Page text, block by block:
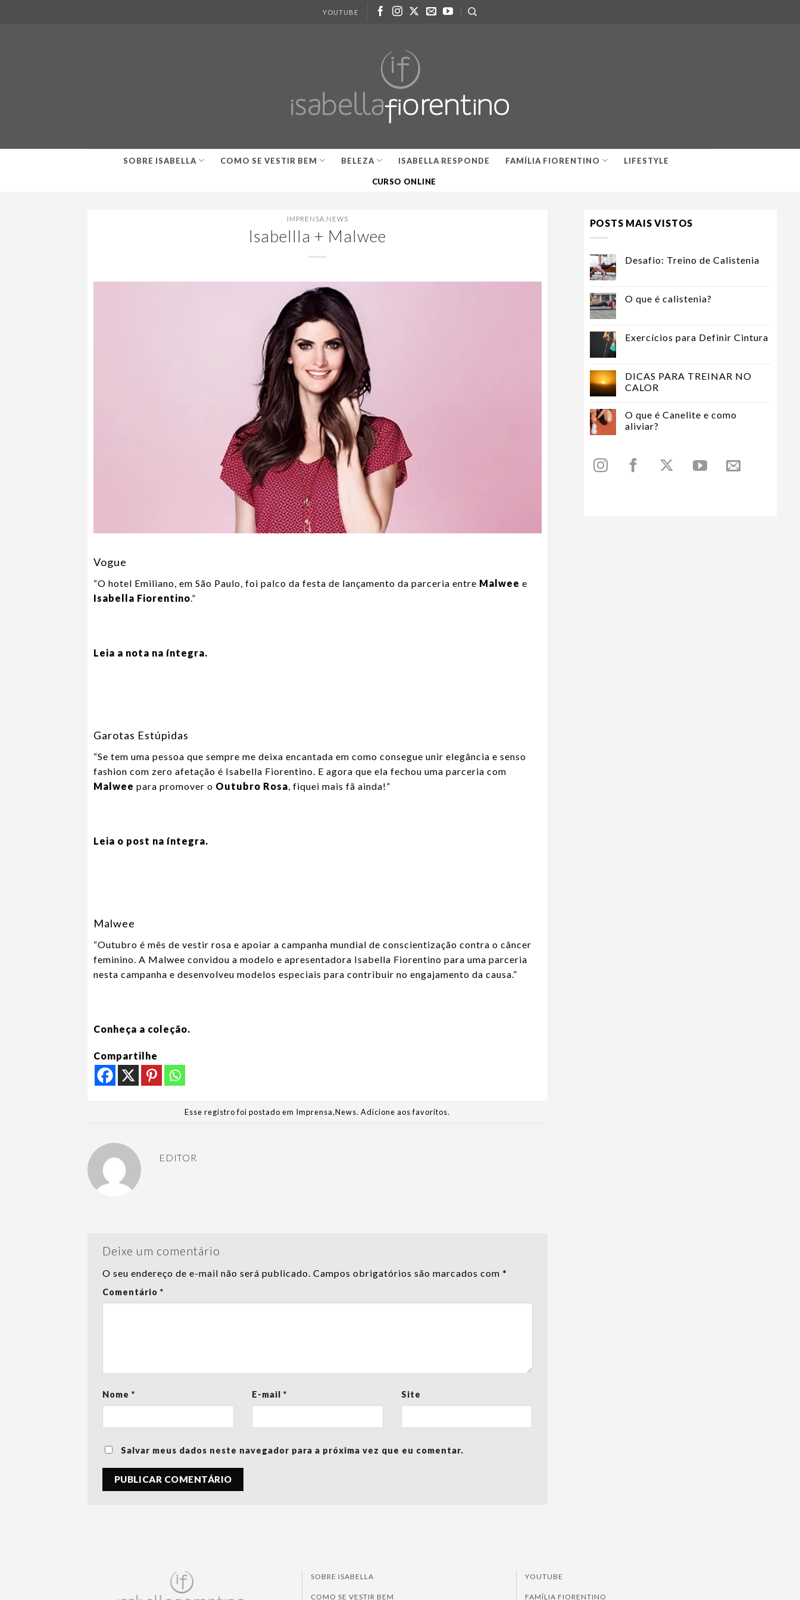
YOUTUBE
SOBRE ISABELLA COMO SE VESTIR BEM BELEZA ISABELLA RESPONDE FAMÍLIA FIORENTINO LIFESTYLE
CURSO ONLINE
IMPRENSA NEWS
Isabellla + Malwee
Vogue
“O hotel Emiliano, em São Paulo, foi palco da festa de lançamento da parceria entre Malwee e
Isabella Fiorentino.”
Leia a nota na íntegra.
Garotas Estúpidas
“Se tem uma pessoa que sempre me deixa encantada em como consegue unir elegância e senso
fashion com zero afetação é Isabella Fiorentino. E agora que ela fechou uma parceria com
Malwee para promover o Outubro Rosa, fiquei mais fã ainda!”
Leia o post na íntegra.
Malwee
“Outubro é mês de vestir rosa e apoiar a campanha mundial de conscientização contra o câncer
feminino. A Malwee convidou a modelo e apresentadora Isabella Fiorentino para uma parceria
nesta campanha e desenvolveu modelos especiais para contribuir no engajamento da causa.”
Conheça a coleção.
Compartilhe
Esse registro foi postado em Imprensa,News.Adicione aos favoritos.
EDITOR
Deixe um comentário
O seu endereço de e-mail não será publicado. Campos obrigatórios são marcados com *
Comentário *
Nome * E-mail * Site
Salvar meus dados neste navegador para a próxima vez que eu comentar.
POSTS MAIS VISTOS
Desafio: Treino de Calistenia
O que é calistenia?
Exercícios para Definir Cintura
DICAS PARA TREINAR NO
CALOR
O que é Canelite e como
aliviar?
SOBRE ISABELLA
COMO SE VESTIR BEM
YOUTUBE
FAMÍLIA FIORENTINO